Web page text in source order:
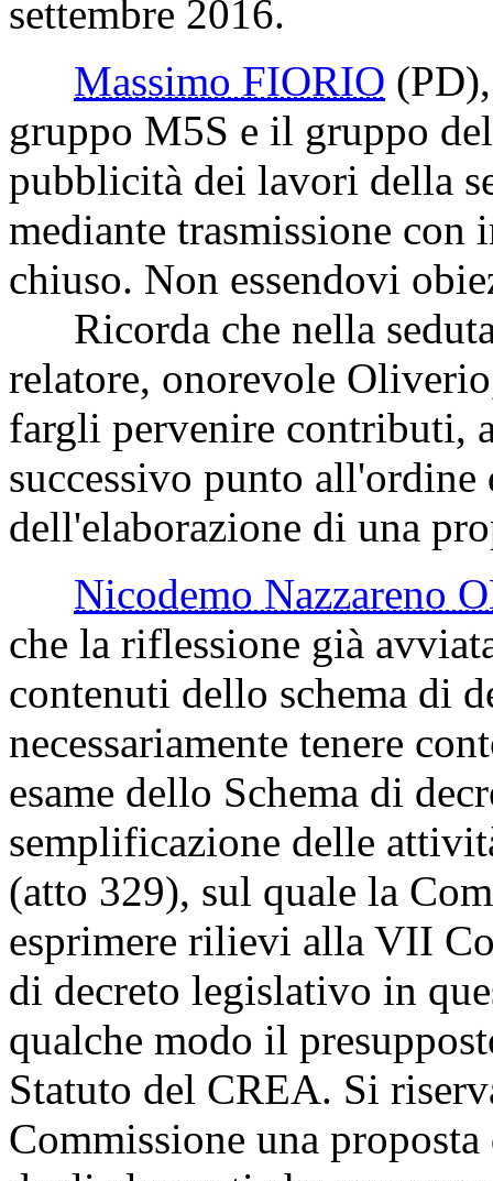
settembre 2016.
Massimo FIORIO (PD)
gruppo M5S e il gruppo
pubblicità dei lavori della
mediante trasmissione
chiuso. Non essendovi
Ricorda che nella
relatore, onorevole
fargli pervenire contributi,
successivo punto
dell'elaborazione di una
Nicodemo Nazzareno
che la riflessione già
contenuti dello schema di
necessariamente tenere
esame dello Schema di
semplificazione delle
(atto 329), sul quale la
esprimere rilievi alla VII
di decreto legislativo in
qualche modo il
Statuto del CREA. Si
Commissione una